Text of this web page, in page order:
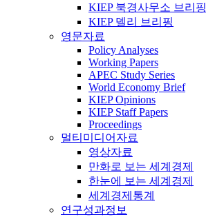
KIEP 북경사무소 브리핑
KIEP 델리 브리핑
영문자료
Policy Analyses
Working Papers
APEC Study Series
World Economy Brief
KIEP Opinions
KIEP Staff Papers
Proceedings
멀티미디어자료
영상자료
만화로 보는 세계경제
한눈에 보는 세계경제
세계경제통계
연구성과정보